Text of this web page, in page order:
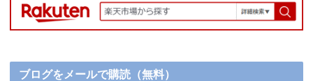
ブログをメールで購読（無料）